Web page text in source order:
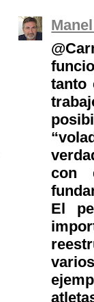
tanto
con
El